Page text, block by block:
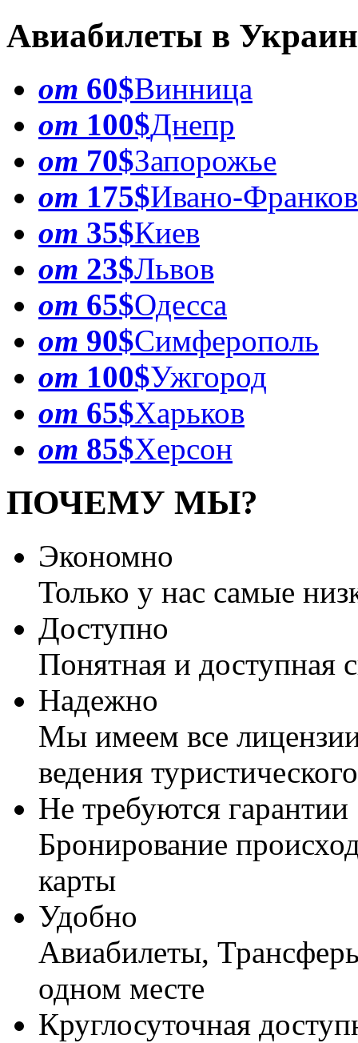
Авиабилеты в
от 60$Винница
от 100$Днепр
от 70$Запорожье
от 175$Ивано-
от 35$Киев
от 23$Львов
от 65$Одесса
от 90$Симферополь
от 100$Ужгород
от 65$Харьков
от 85$Херсон
ПОЧЕМУ МЫ?
Экономно
Только у нас самые
Доступно
Понятная и доступная
Надежно
Мы имеем все
ведения
Не требуются гарантии
Бронирование
карты
Удобно
Авиабилеты,
одном месте
Круглосуточная